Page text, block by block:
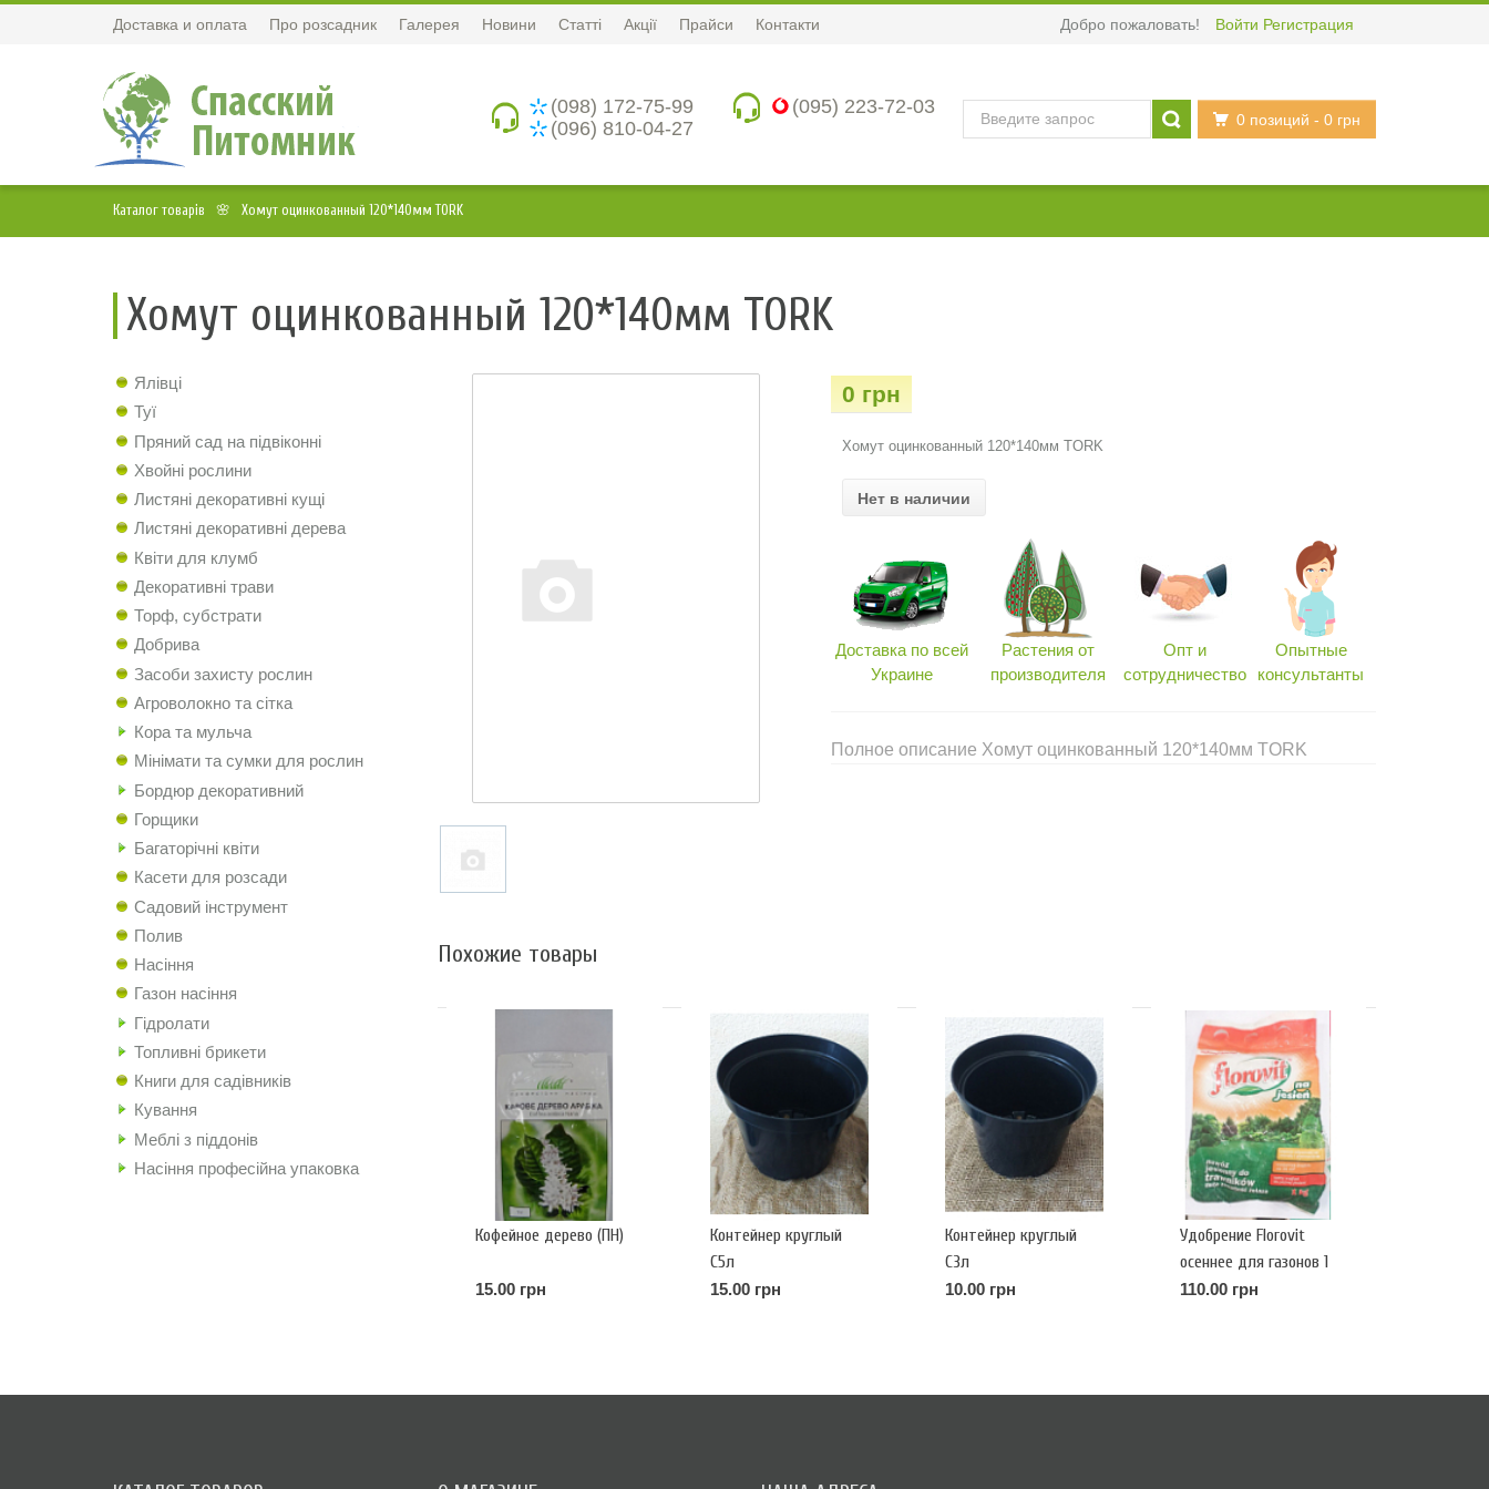
Доставка и оплата Про розсадник Галерея Новини Статті Акції Прайси Контакти Добро пожаловать! Войти Регистрация
0 позиций - 0 грн
(095) 223-72-03
(098) 172-75-99
(096) 810-04-27
Каталог товарів Хомут оцинкованный 120*140мм TORK
Хомут оцинкованный 120*140мм TORK
Ялівці
Туї
Пряний сад на підвіконні
Хвойні рослини
Листяні декоративні кущі
Листяні декоративні дерева
Квіти для клумб
Декоративні трави
Торф, субстрати
Добрива
Засоби захисту рослин
Агроволокно та сітка
Кора та мульча
Мінімати та сумки для рослин
Бордюр декоративний
Горщики
Багаторічні квіти
Касети для розсади
Садовий інструмент
Полив
Насіння
Газон насіння
Гідролати
Топливні брикети
Книги для садівників
Кування
Меблі з піддонів
Насіння професійна упаковка
0 грн
Хомут оцинкованный 120*140мм TORK
Нет в наличии
Доставка по всей
Украине
Растения от
производителя
Опт и
сотрудничество
Опытные
консультанты
Полное описание Хомут оцинкованный 120*140мм TORK
Похожие товары
Кофейное дерево (ПН)
15.00 грн
Контейнер круглый
С5л
15.00 грн
Контейнер круглый
С3л
10.00 грн
Удобрение Florovit
осеннее для газонов 1
кг
110.00 грн